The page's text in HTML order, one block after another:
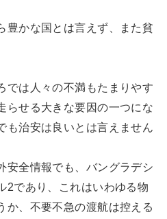
豊かな国とは言えず、また貧
では人々の不満もたまりやす
らせる大きな要因の一つにな
も治安は良いとは言えません
安全情報でも、バングラデシ
2であり、これはいわゆる物
か、不要不急の渡航は控える